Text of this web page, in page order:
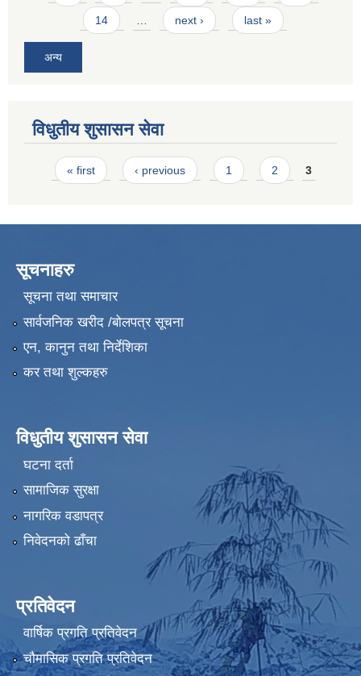
14 next › last »
अन्य
विधुतीय शुसासन सेवा
Pages
« first ‹ previous 1 2 3
सूचनाहरु
सूचना तथा समाचार
सार्वजनिक खरीद /बोलपत्र सूचना
एन, कानुन तथा निर्देशिका
कर तथा शुल्कहरु
विधुतीय शुसासन सेवा
घटना दर्ता
सामाजिक सुरक्षा
नागरिक वडापत्र
निवेदनको ढाँचा
प्रतिवेदन
वार्षिक प्रगति प्रतिवेदन
चौमासिक प्रगति प्रतिवेदन